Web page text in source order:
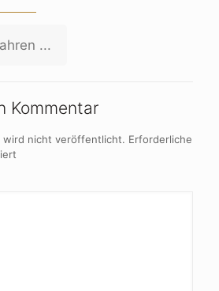
...
Kommentar
wird nicht veröffentlicht. Erforderliche